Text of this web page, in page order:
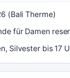
(Bali Therme)
für Damen
Silvester bis 17